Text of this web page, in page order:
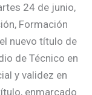
24 de junio,
Formación
nuevo título de
de Técnico en
y validez en
enmarcado